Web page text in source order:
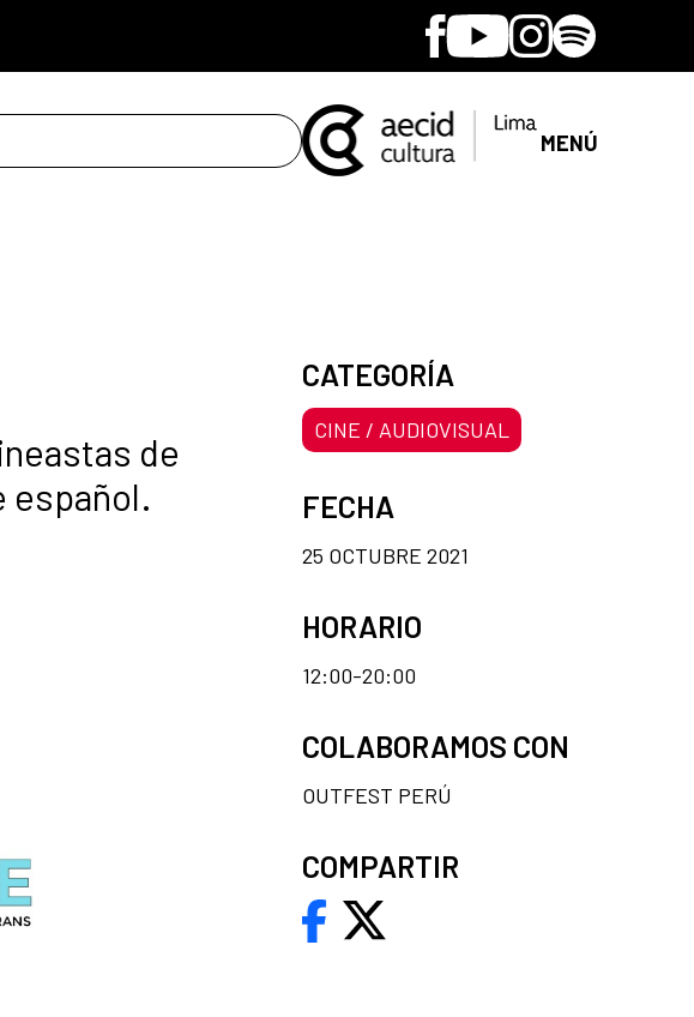
Facebook
YoutubeInstagram
Spotify
MENÚ
de
español.
CATEGORÍA
CINE / AUDIOVISUAL
FECHA
25 OCTUBRE 2021
HORARIO
12:00-20:00
COLABORAMOS CON
OUTFEST PERÚ
COMPARTIR